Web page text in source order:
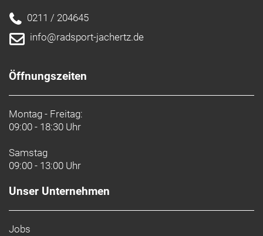
0211 / 204645
info@radsport-jachertz.de
Öffnungszeiten
Montag - Freitag:
09:00 - 18:30 Uhr
Samstag
09:00 - 13:00 Uhr
Unser Unternehmen
Jobs